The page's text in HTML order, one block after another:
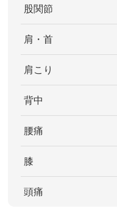
股関節
肩・首
肩こり
背中
腰痛
膝
頭痛